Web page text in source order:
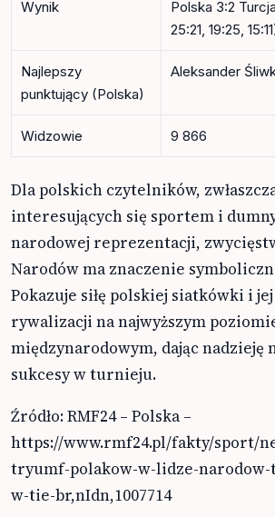
Wynik
Polska 3:2
25:21, 19:25,
Najlepszy
punktujący (Polska)
Aleksander
Widzowie 9 866
Dla polskich czytelników,
interesujących się sportem i
narodowej reprezentacji,
Narodów ma znaczenie
Pokazuje siłę polskiej siatkówki i
rywalizacji na najwyższym
międzynarodowym, dając nadzieję
sukcesy w turnieju.
Źródło: RMF24 – Polska –
https://www.rmf24.pl/fakty/sport/
tryumf-polakow-w-lidze-
w-tie-br,nIdn,1007714